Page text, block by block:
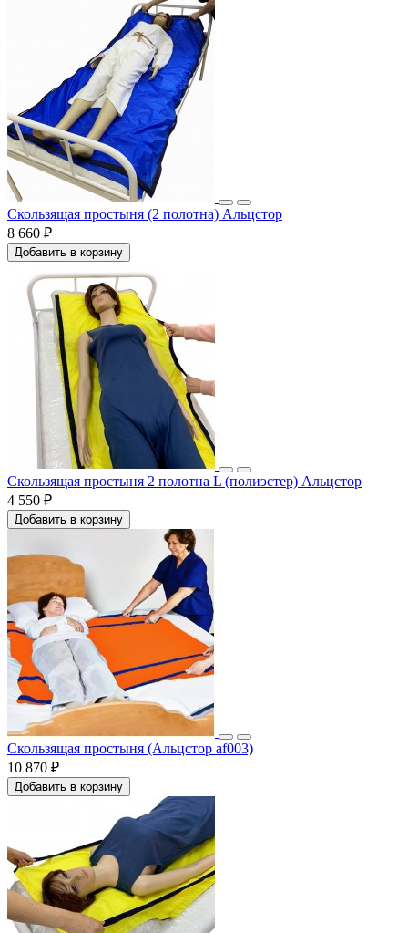
Скользящая простыня (2 полотна) Альцстор
8 660 ₽
Добавить в корзину
Скользящая простыня 2 полотна L (полиэстер) Альцстор
4 550 ₽
Добавить в корзину
Скользящая простыня (Альцстор af003)
10 870 ₽
Добавить в корзину